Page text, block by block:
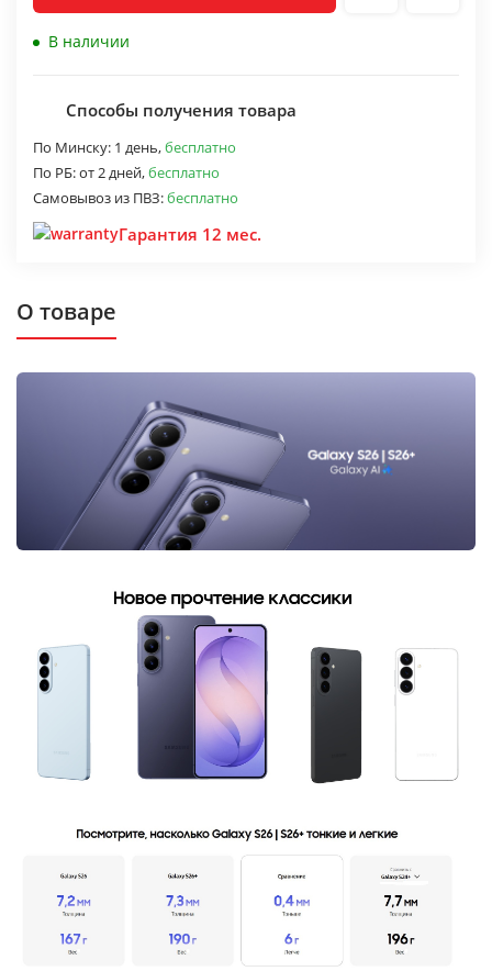
В наличии
Способы получения товара
По Минску: 1 день,бесплатно
По РБ:от 2 дней,бесплатно
Самовывоз из ПВЗ:бесплатно
Гарантия 12 мес.
О товаре